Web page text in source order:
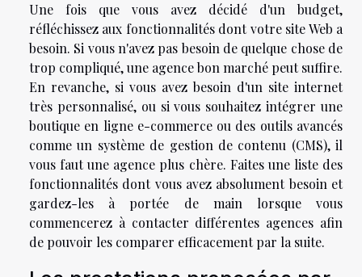
Une fois que vous avez décidé d'un budget,
réfléchissez aux fonctionnalités dont votre site Web a
besoin. Si vous n'avez pas besoin de quelque chose de
trop compliqué, une agence bon marché peut suffire.
En revanche, si vous avez besoin d'un site internet
très personnalisé, ou si vous souhaitez intégrer une
boutique en ligne e-commerce ou des outils avancés
comme un système de gestion de contenu (CMS), il
vous faut une agence plus chère. Faites une liste des
fonctionnalités dont vous avez absolument besoin et
gardez-les à portée de main lorsque vous
commencerez à contacter différentes agences afin
de pouvoir les comparer efficacement par la suite.